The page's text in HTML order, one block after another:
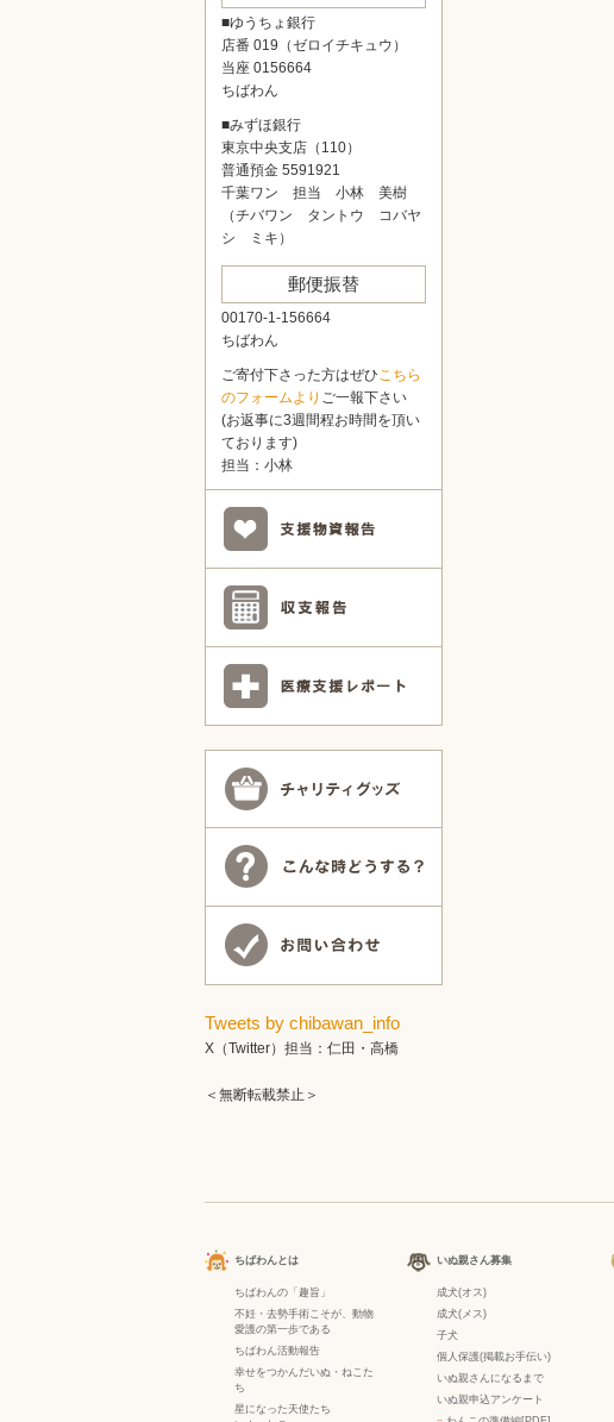
■ゆうちょ銀行
店番 019（ゼロイチキュウ）
当座 0156664
ちばわん
■みずほ銀行
東京中央支店（110）
普通預金 5591921
千葉ワン 担当 小林 美樹
（チバワン タントウ コバヤ
シ ミキ）
郵便振替
00170-1-156664
ちばわん
ご寄付下さった方はぜひこちら
のフォームより ご一報下さい
(お返事に3週間程お時間を頂い
ております)
担当：小林
Tweets by chibawan_info
X（Twitter）担当：仁田・高橋
＜無断転載禁止＞
ちばわんとは
ちばわんの「趣旨」
不妊・去勢手術こそが、動物
愛護の第一歩である
ちばわん活動報告
幸せをつかんだいぬ・ねこた
ち
星になった天使たち
いぬ親さん募集
成犬(オス)
成犬(メス)
子犬
個人保護(掲載お手伝い)
いぬ親さんになるまで
いぬ親申込アンケート